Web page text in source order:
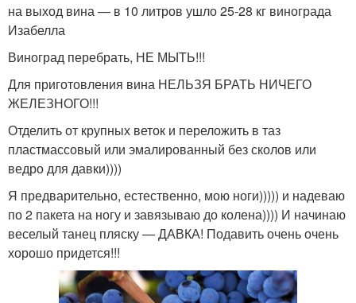
на выход вина — в 10 литров ушло 25-28 кг винограда
Изабелла
Виноград перебрать, НЕ МЫТЬ!!!
Для приготовления вина НЕЛЬЗЯ БРАТЬ НИЧЕГО
ЖЕЛЕЗНОГО!!!
Отделить от крупных веток и переложить в таз
пластмассовый или эмалированный без сколов или
ведро для давки))))
Я предварительно, естественно, мою ноги))))) и надеваю
по 2 пакета на ногу и завязываю до колена)))) И начинаю
веселый танец пляску — ДАВКА! Подавить очень очень
хорошо придется!!!